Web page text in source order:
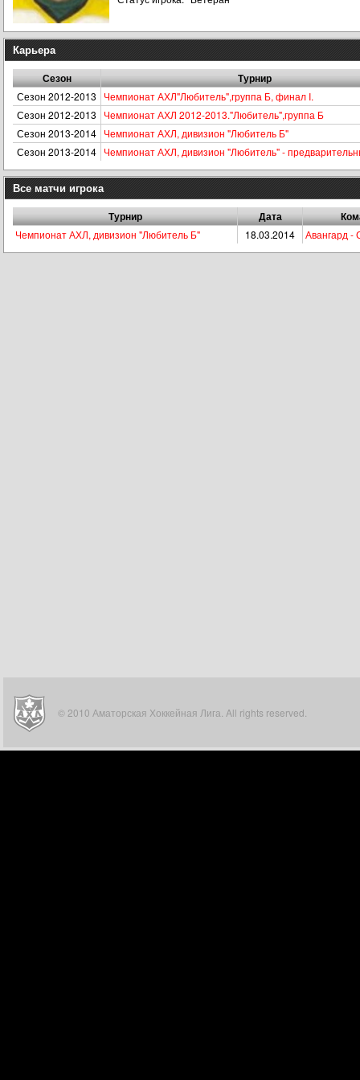
Карьера
Сезон Турнир
Сезон 2012-2013
Чемпионат АХЛ"Любитель",группа Б, финал I.
Сезон 2012-2013
Чемпионат АХЛ 2012-2013."Любитель",группа Б
Сезон 2013-2014 Чемпионат АХЛ, дивизион "Любитель Б"
Сезон 2013-2014 Чемпионат АХЛ, дивизион "Любитель" -
Все матчи игрока
Турнир Дата
Чемпионат АХЛ, дивизион "Любитель Б" 18.03.2014 Авангард -
© 2010 Аматорская Хоккейная Лига. All rights reserved.